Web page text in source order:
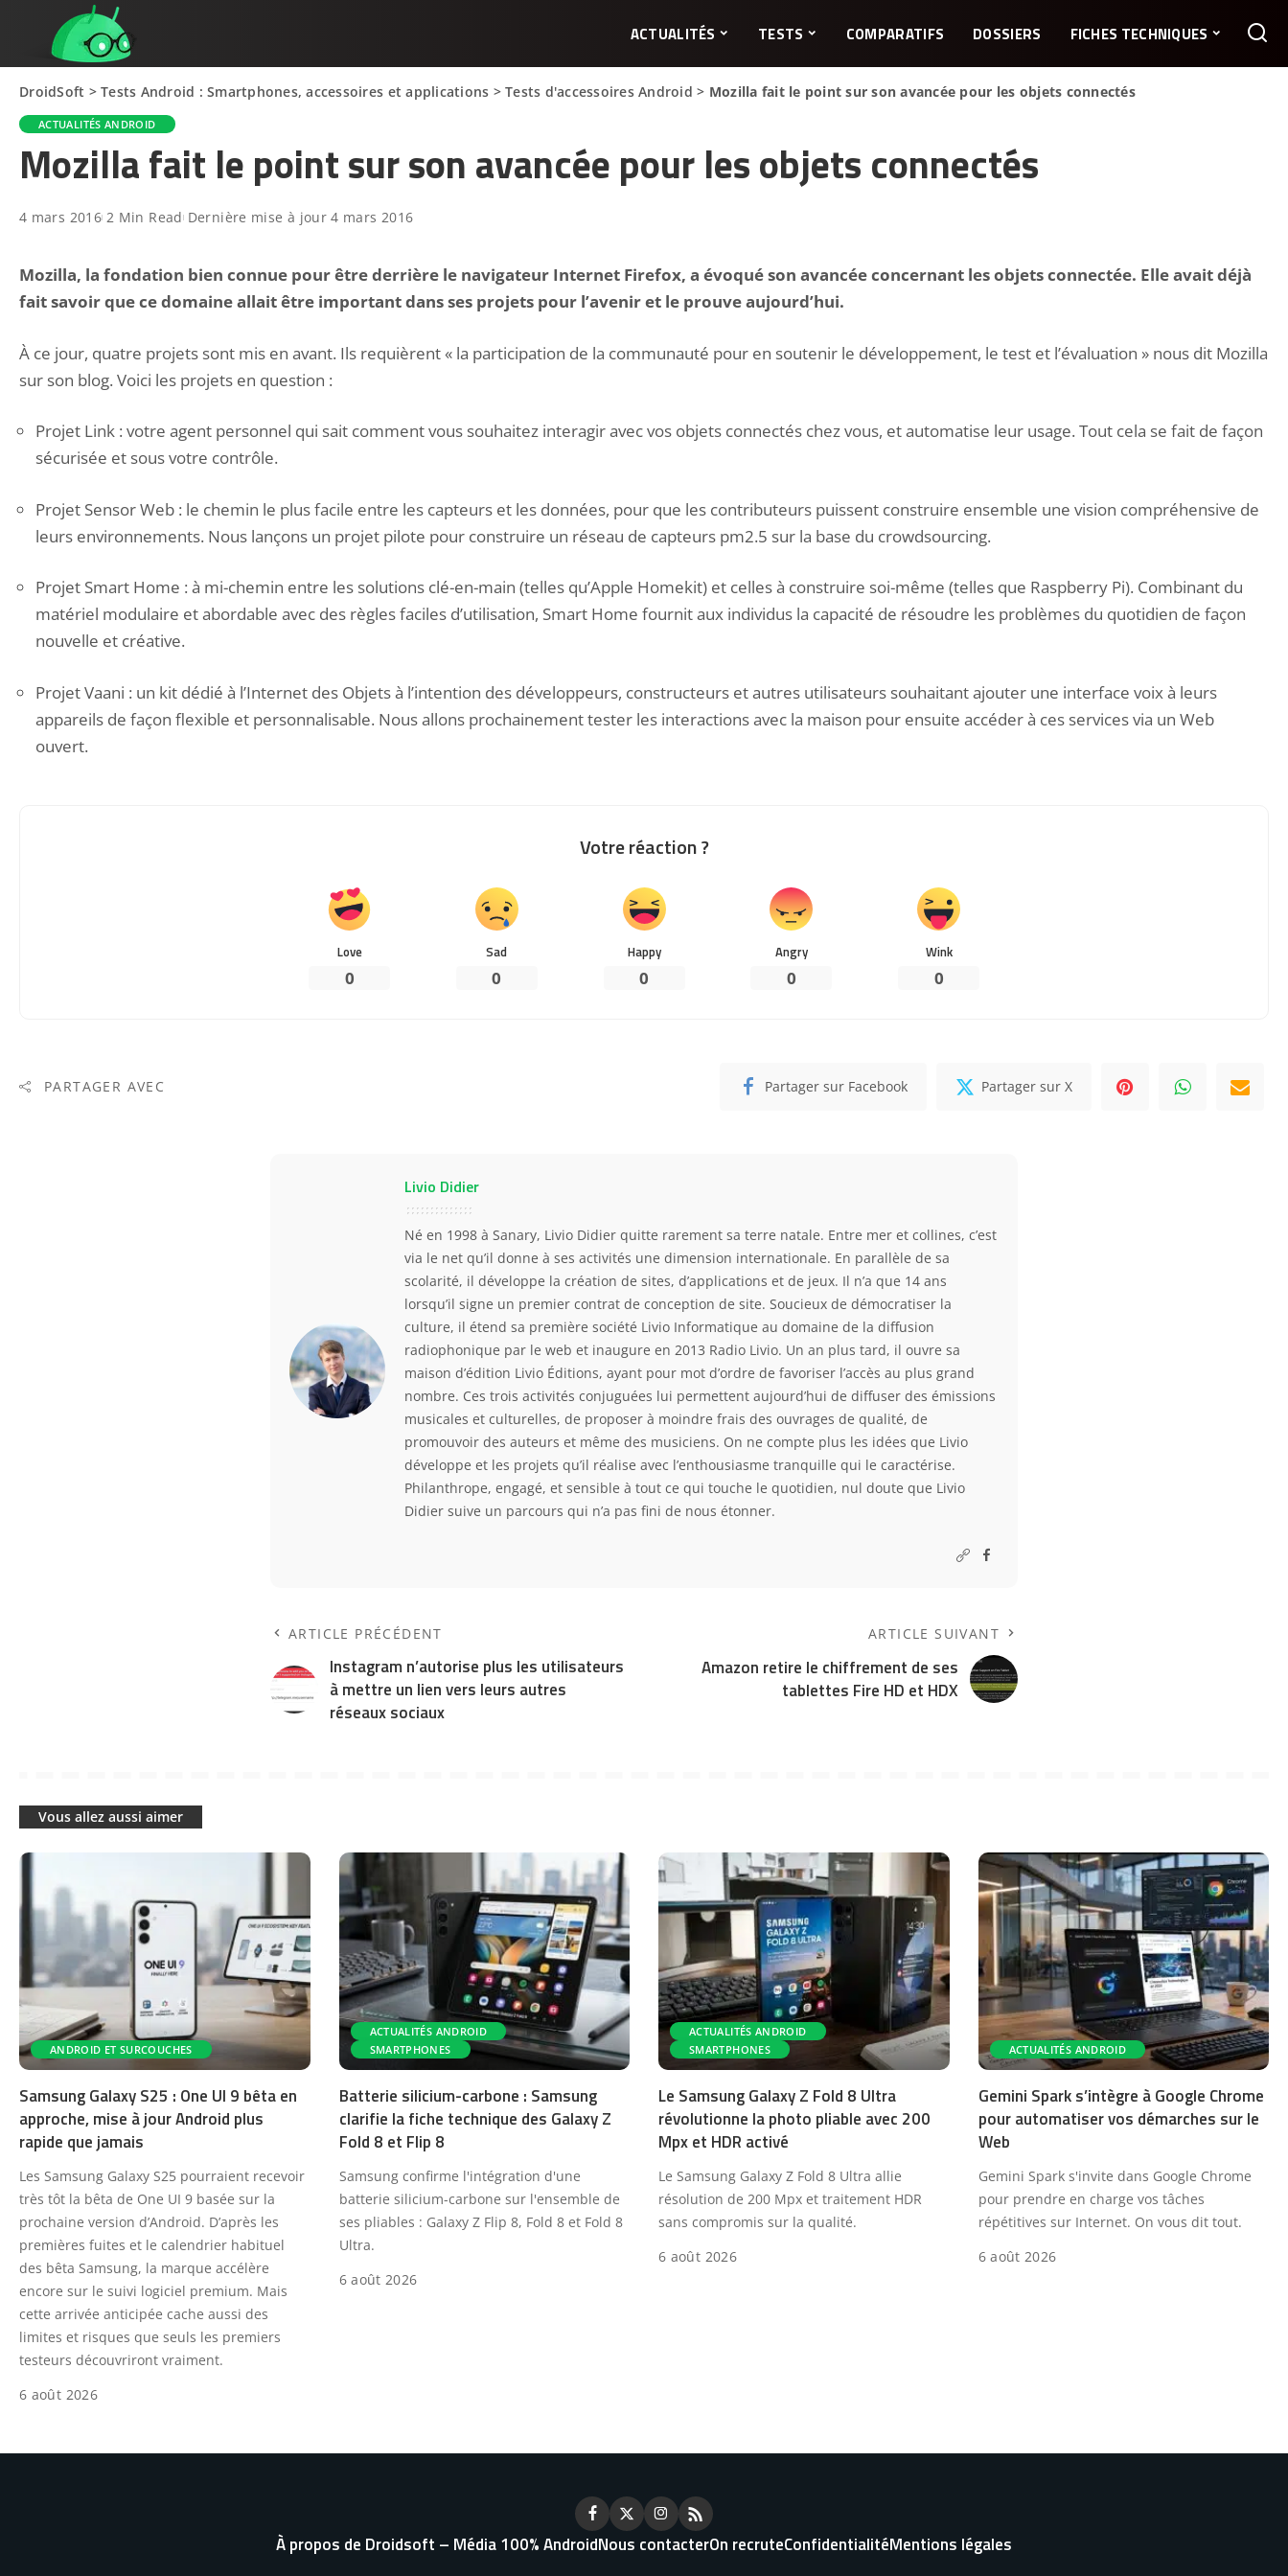
ACTUALITÉS TESTS COMPARATIFS DOSSIERS FICHES TECHNIQUES
DroidSoft >Tests Android : Smartphones, accessoires et applications >Tests d'accessoires Android > Mozilla fait le point sur son avancée pour les objets connectés
ACTUALITÉS ANDROID
Mozilla fait le point sur son avancée pour les objets connectés
4 mars 2016 2 Min Read Dernière mise à jour 4 mars 2016
Mozilla, la fondation bien connue pour être derrière le navigateur Internet Firefox, a évoqué son avancée concernant les objets connectée. Elle avait déjà
fait savoir que ce domaine allait être important dans ses projets pour l’avenir et le prouve aujourd’hui.
À ce jour, quatre projets sont mis en avant. Ils requièrent « la participation de la communauté pour en soutenir le développement, le test et l’évaluation » nous dit Mozilla
sur son blog. Voici les projets en question :
Projet Link : votre agent personnel qui sait comment vous souhaitez interagir avec vos objets connectés chez vous, et automatise leur usage. Tout cela se fait de façon
sécurisée et sous votre contrôle.
Projet Sensor Web : le chemin le plus facile entre les capteurs et les données, pour que les contributeurs puissent construire ensemble une vision compréhensive de
leurs environnements. Nous lançons un projet pilote pour construire un réseau de capteurs pm2.5 sur la base du crowdsourcing.
Projet Smart Home : à mi-chemin entre les solutions clé-en-main (telles qu’Apple Homekit) et celles à construire soi-même (telles que Raspberry Pi). Combinant du
matériel modulaire et abordable avec des règles faciles d’utilisation, Smart Home fournit aux individus la capacité de résoudre les problèmes du quotidien de façon
nouvelle et créative.
Projet Vaani : un kit dédié à l’Internet des Objets à l’intention des développeurs, constructeurs et autres utilisateurs souhaitant ajouter une interface voix à leurs
appareils de façon flexible et personnalisable. Nous allons prochainement tester les interactions avec la maison pour ensuite accéder à ces services via un Web
ouvert.
Votre réaction ?
Love
0
Sad
0
Happy
0
Angry
0
Wink
0
PARTAGER AVEC Partager sur Facebook Partager sur X
Livio Didier
Né en 1998 à Sanary, Livio Didier quitte rarement sa terre natale. Entre mer et collines, c’est
via le net qu’il donne à ses activités une dimension internationale. En parallèle de sa
scolarité, il développe la création de sites, d’applications et de jeux. Il n’a que 14 ans
lorsqu’il signe un premier contrat de conception de site. Soucieux de démocratiser la
culture, il étend sa première société Livio Informatique au domaine de la diffusion
radiophonique par le web et inaugure en 2013 Radio Livio. Un an plus tard, il ouvre sa
maison d’édition Livio Éditions, ayant pour mot d’ordre de favoriser l’accès au plus grand
nombre. Ces trois activités conjuguées lui permettent aujourd’hui de diffuser des émissions
musicales et culturelles, de proposer à moindre frais des ouvrages de qualité, de
promouvoir des auteurs et même des musiciens. On ne compte plus les idées que Livio
développe et les projets qu’il réalise avec l’enthousiasme tranquille qui le caractérise.
Philanthrope, engagé, et sensible à tout ce qui touche le quotidien, nul doute que Livio
Didier suive un parcours qui n’a pas fini de nous étonner.
ARTICLE PRÉCÉDENT
Instagram n’autorise plus les utilisateurs
à mettre un lien vers leurs autres
réseaux sociaux
ARTICLE SUIVANT
Amazon retire le chiffrement de ses
tablettes Fire HD et HDX
Vous allez aussi aimer
ANDROID ET SURCOUCHES
Samsung Galaxy S25 : One UI 9 bêta en
approche, mise à jour Android plus
rapide que jamais
Les Samsung Galaxy S25 pourraient recevoir
très tôt la bêta de One UI 9 basée sur la
prochaine version d’Android. D’après les
premières fuites et le calendrier habituel
des bêta Samsung, la marque accélère
encore sur le suivi logiciel premium. Mais
cette arrivée anticipée cache aussi des
limites et risques que seuls les premiers
testeurs découvriront vraiment.
6 août 2026
ACTUALITÉS ANDROID
SMARTPHONES
Batterie silicium-carbone : Samsung
clarifie la fiche technique des Galaxy Z
Fold 8 et Flip 8
Samsung confirme l'intégration d'une
batterie silicium-carbone sur l'ensemble de
ses pliables : Galaxy Z Flip 8, Fold 8 et Fold 8
Ultra.
6 août 2026
ACTUALITÉS ANDROID
SMARTPHONES
Le Samsung Galaxy Z Fold 8 Ultra
révolutionne la photo pliable avec 200
Mpx et HDR activé
Le Samsung Galaxy Z Fold 8 Ultra allie
résolution de 200 Mpx et traitement HDR
sans compromis sur la qualité.
6 août 2026
ACTUALITÉS ANDROID
Gemini Spark s’intègre à Google Chrome
pour automatiser vos démarches sur le
Web
Gemini Spark s'invite dans Google Chrome
pour prendre en charge vos tâches
répétitives sur Internet. On vous dit tout.
6 août 2026
À propos de Droidsoft – Média 100% AndroidNous contacterOn recruteConfidentialitéMentions légales